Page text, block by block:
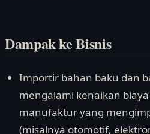
Dampak ke Bisnis
Importir bahan baku dan
mengalami kenaikan
manufaktur yang
(misalnya otomotif,